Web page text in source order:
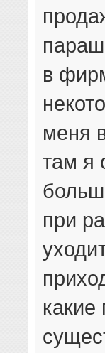
в
меня
там я
при